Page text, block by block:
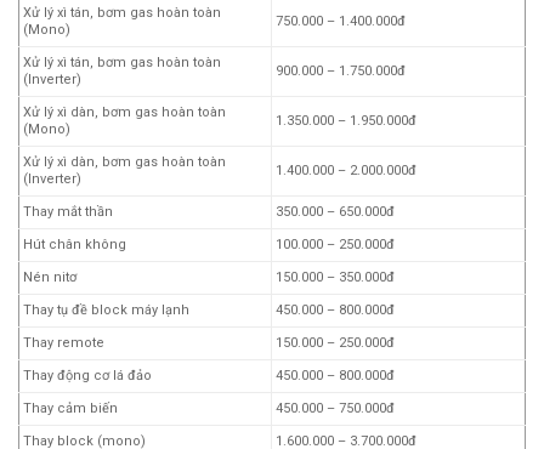
Xử lý xì tán, bơm gas hoàn toàn
(Mono)
750.000 – 1.400.000đ
Xử lý xì tán, bơm gas hoàn toàn
(Inverter)
900.000 – 1.750.000đ
Xử lý xì dàn, bơm gas hoàn toàn
(Mono)
1.350.000 – 1.950.000đ
Xử lý xì dàn, bơm gas hoàn toàn
(Inverter)
1.400.000 – 2.000.000đ
Thay mắt thần 350.000 – 650.000đ
Hút chân không 100.000 – 250.000đ
Nén nitơ 150.000 – 350.000đ
Thay tụ đề block máy lạnh 450.000 – 800.000đ
Thay remote 150.000 – 250.000đ
Thay động cơ lá đảo 450.000 – 800.000đ
Thay cảm biến 450.000 – 750.000đ
Thay block (mono) 1.600.000 – 3.700.000đ